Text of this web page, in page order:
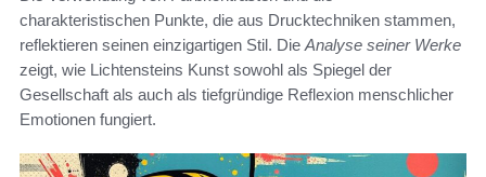
charakteristischen Punkte, die aus Drucktechniken stammen,
reflektieren seinen einzigartigen Stil. Die Analyse seiner Werke
zeigt, wie Lichtensteins Kunst sowohl als Spiegel der
Gesellschaft als auch als tiefgründige Reflexion menschlicher
Emotionen fungiert.